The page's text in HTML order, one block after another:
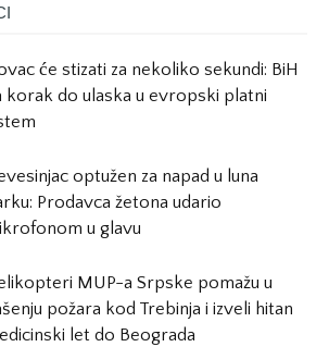
će stizati za nekoliko sekundi: BiH
korak do ulaska u evropski platni
optužen za napad u luna
Prodavca žetona udario
u glavu
MUP-a Srpske pomažu u
požara kod Trebinja i izveli hitan
let do Beograda